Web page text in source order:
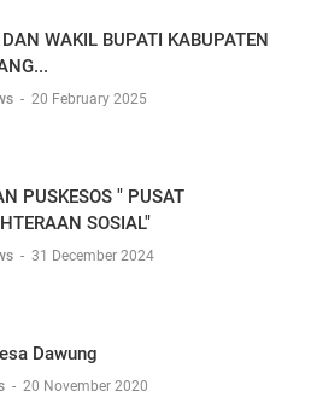
WAKIL BUPATI KABUPATEN
- 20 February 2025
PUSKESOS " PUSAT
SOSIAL"
- 31 December 2024
Dawung
- 20 November 2020